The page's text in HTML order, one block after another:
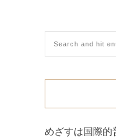
めざすは国際的